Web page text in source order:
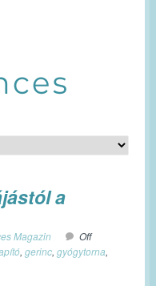
a
Magazin
Off
, gerinc, gyógytorna,